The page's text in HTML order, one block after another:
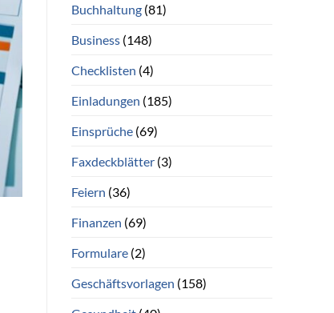
Buchhaltung(81)
Business(148)
Checklisten (4)
Einladungen (185)
Einsprüche(69)
Faxdeckblätter(3)
Feiern (36)
Finanzen (69)
Formulare(2)
Geschäftsvorlagen (158)